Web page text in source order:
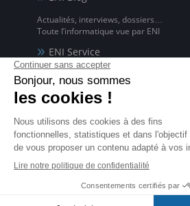
Actualités, interviews, dossiers…
Toute l’informatique vue par ENI
ENI Service
Formations avec formateur à
à distance ou en présentiel
ENI elearning
La solution de formation à
disponible en 5 langues
Certifications ENI
Certifications à l'informatique
éligibles CPF et reconnues par l'État